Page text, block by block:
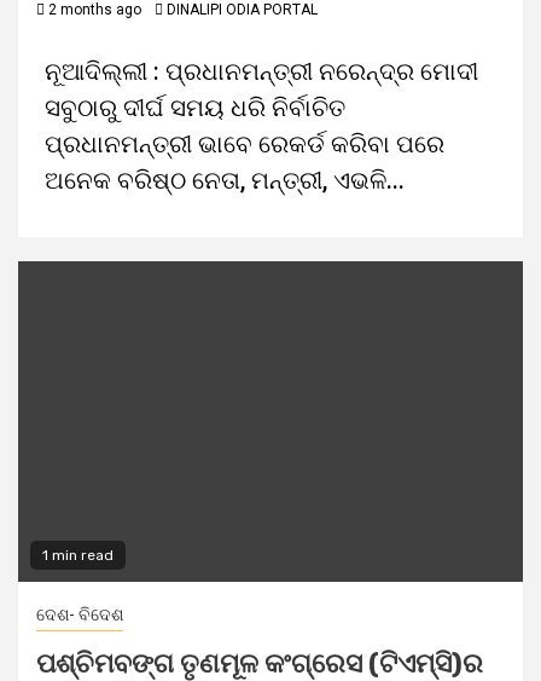
2 months ago DINALIPI ODIA PORTAL
ନୂଆଦିଲ୍ଲୀ : ପ୍ରଧାନମନ୍ତ୍ରୀ ନରେନ୍ଦ୍ର ମୋଦୀ
ସବୁଠାରୁ ଦୀର୍ଘ ସମୟ ଧରି ନିର୍ବାଚିତ
ପ୍ରଧାନମନ୍ତ୍ରୀ ଭାବେ ରେକର୍ଡ କରିବା ପରେ
ଅନେକ ବରିଷ୍ଠ ନେତା, ମନ୍ତ୍ରୀ, ଏଭଳି...
1 min read
ଦେଶ- ବିଦେଶ
ପଶ୍ଚିମବଙ୍ଗ ତୃଣମୂଳ କଂଗ୍ରେସ (ଟିଏମ୍‌ସି)ର